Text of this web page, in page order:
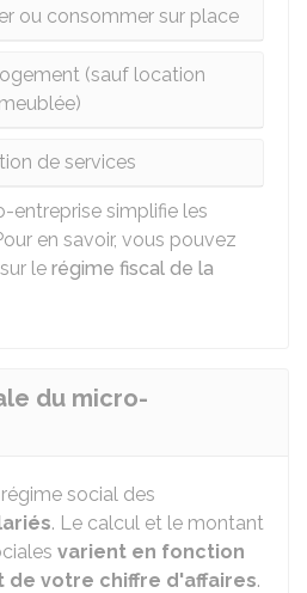
ou consommer sur place
(sauf location
meublée)
de services
entreprise simplifie les
en savoir, vous pouvez
le régime fiscal de la
du micro-
social des
. Le calcul et le montant
varient en fonction
votre chiffre d'affaires.